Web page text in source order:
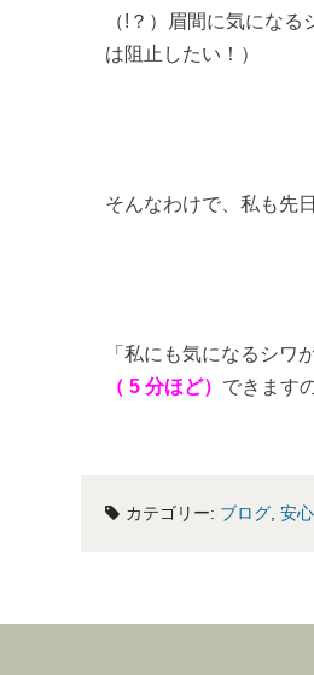
（!？）眉間に気にな
は阻止したい！）
そんなわけで、私も先
「私にも気になるシワ
（ 5 分ほど） できます
カテゴリー: ブログ 安